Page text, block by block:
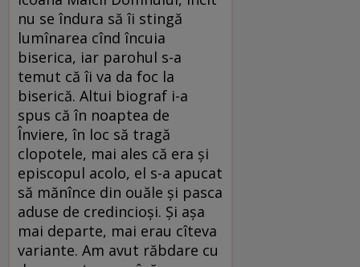
nu se îndura să îi stingă
lumînarea cînd încuia
biserica, iar parohul s-a
temut că îi va da foc la
biserică. Altui biograf i-a
spus că în noaptea de
Înviere, în loc să tragă
clopotele, mai ales că era și
episcopul acolo, el s-a apucat
să mănînce din ouăle și pasca
aduse de credincioși. Și așa
mai departe, mai erau cîteva
variante. Am avut răbdare cu